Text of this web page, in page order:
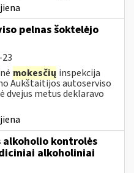
pelnas šoktelėjo
mokesčių inspekcija
Aukštaitijos autoserviso
dvejus metus deklaravo
alkoholio kontrolės
alkoholiniai